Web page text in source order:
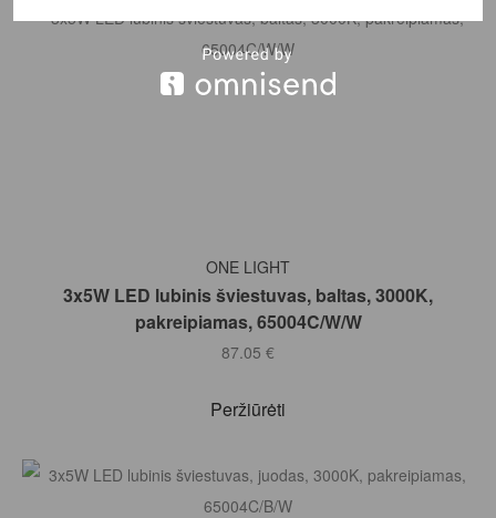
ONE LIGHT
3x5W LED lubinis šviestuvas, baltas, 3000K,
pakreipiamas, 65004C/W/W
87.05 €
Peržiūrėti